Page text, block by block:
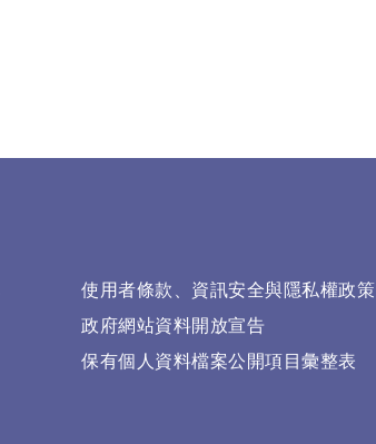
使用者條款、資訊安全與隱私權政策
政府網站資料開放宣告
保有個人資料檔案公開項目彙整表